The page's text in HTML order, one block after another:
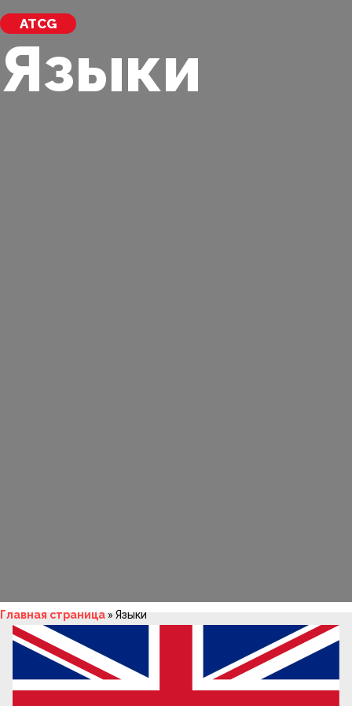
ATCG
Языки
Главная страница»Языки